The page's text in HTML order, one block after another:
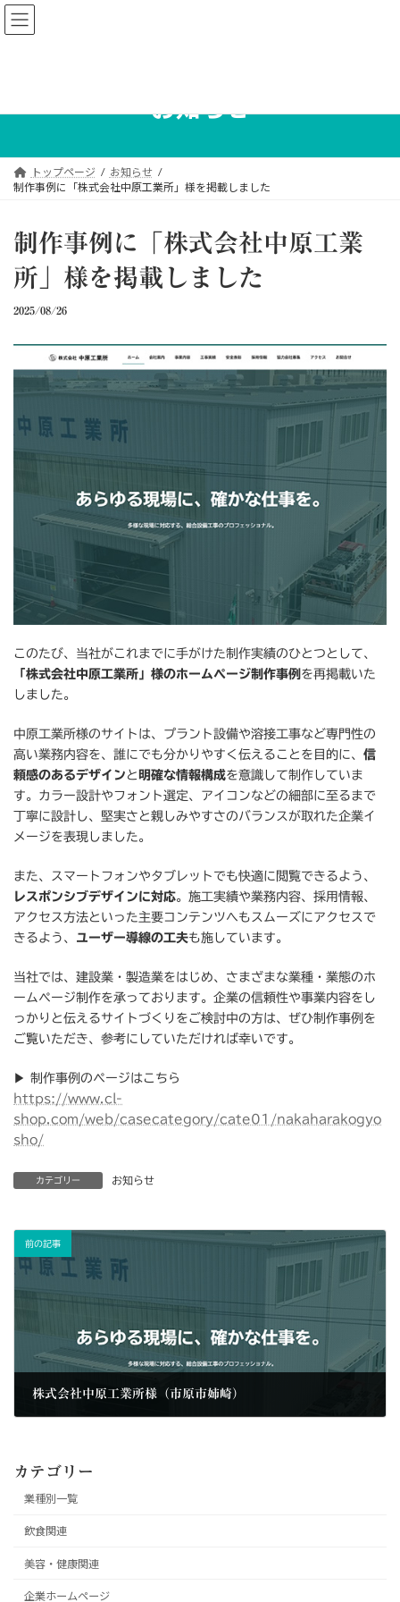
コ
ン
ス
ナ
ビ
ン
お知らせ
トップページ
お知らせ
制作事例に「株式会社中原工業所」様を掲載しました
制作事例に「株式会社中原工業
所」様を掲載しました
2025/08/26
このたび、当社がこれまでに手がけた制作実績のひとつとして、
「株式会社中原工業所」様のホームページ制作事例 を再掲載いた
しました。
中原工業所様のサイトは、プラント設備や溶接工事など専門性の
高い業務内容を、誰にでも分かりやすく伝えることを目的に、 信
頼感のあるデザイン と 明確な情報構成を意識して制作していま
す。カラー設計やフォント選定、アイコンなどの細部に至るまで
丁寧に設計し、堅実さと親しみやすさのバランスが取れた企業イ
メージを表現しました。
また、スマートフォンやタブレットでも快適に閲覧できるよう、
レスポンシブデザインに対応。施工実績や業務内容、採用情報、
アクセス方法といった主要コンテンツへもスムーズにアクセスで
きるよう、 ユーザー導線の工夫も施しています。
当社では、建設業・製造業をはじめ、さまざまな業種・業態のホ
ームページ制作を承っております。企業の信頼性や事業内容をし
っかりと伝えるサイトづくりをご検討中の方は、ぜひ制作事例を
ご覧いただき、参考にしていただければ幸いです。
▶ 制作事例のページはこちら
https://www.cl-
shop.com/web/casecategory/cate01/nakaharakogyo
sho/
カテゴリー お知らせ
前の記事
株式会社中原工業所様（市原市姉崎）
カテゴリー
業種別一覧
飲食関連
美容・健康関連
企業ホームページ